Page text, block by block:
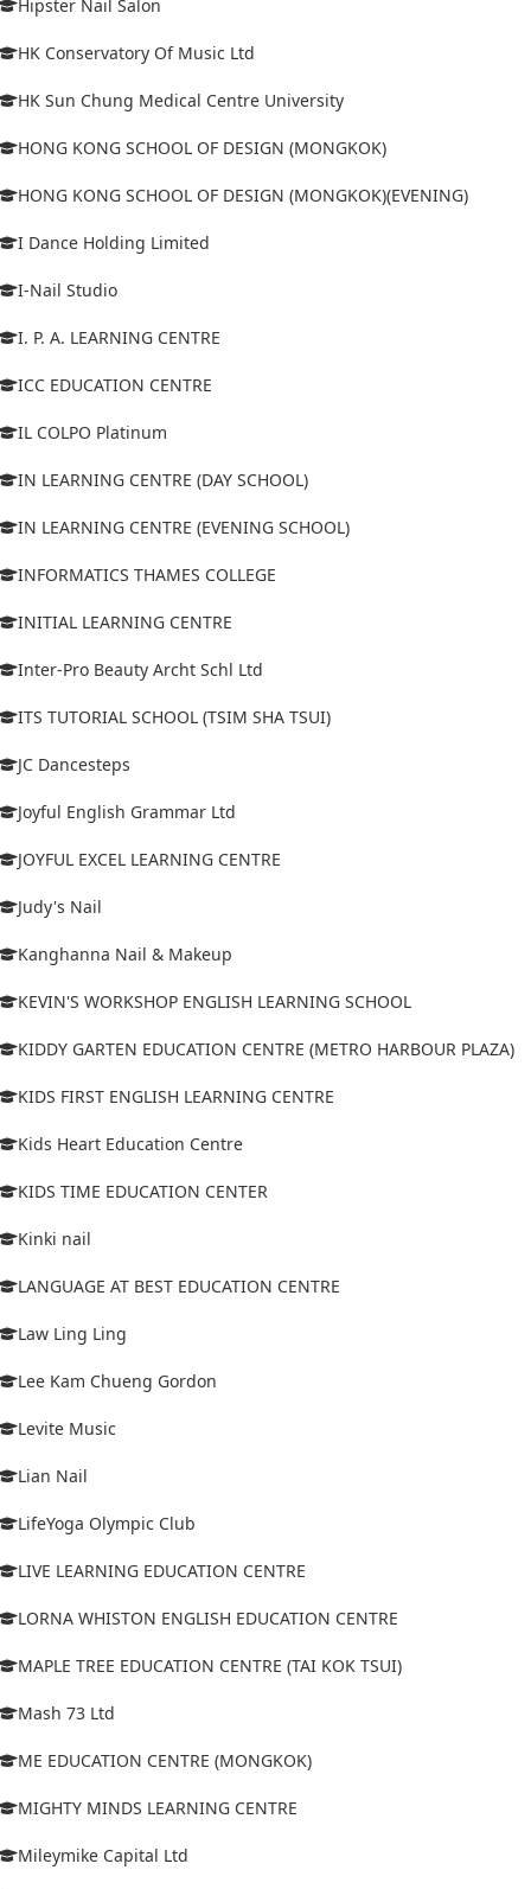
Hipster Nail Salon
HK Conservatory Of Music Ltd
HK Sun Chung Medical Centre University
HONG KONG SCHOOL OF DESIGN (MONGKOK)
HONG KONG SCHOOL OF DESIGN (MONGKOK)(EVENING)
I Dance Holding Limited
I-Nail Studio
I. P. A. LEARNING CENTRE
ICC EDUCATION CENTRE
IL COLPO Platinum
IN LEARNING CENTRE (DAY SCHOOL)
IN LEARNING CENTRE (EVENING SCHOOL)
INFORMATICS THAMES COLLEGE
INITIAL LEARNING CENTRE
Inter-Pro Beauty Archt Schl Ltd
ITS TUTORIAL SCHOOL (TSIM SHA TSUI)
JC Dancesteps
Joyful English Grammar Ltd
JOYFUL EXCEL LEARNING CENTRE
Judy's Nail
Kanghanna Nail & Makeup
KEVIN'S WORKSHOP ENGLISH LEARNING SCHOOL
KIDDY GARTEN EDUCATION CENTRE (METRO HARBOUR PLAZA)
KIDS FIRST ENGLISH LEARNING CENTRE
Kids Heart Education Centre
KIDS TIME EDUCATION CENTER
Kinki nail
LANGUAGE AT BEST EDUCATION CENTRE
Law Ling Ling
Lee Kam Chueng Gordon
Levite Music
Lian Nail
LifeYoga Olympic Club
LIVE LEARNING EDUCATION CENTRE
LORNA WHISTON ENGLISH EDUCATION CENTRE
MAPLE TREE EDUCATION CENTRE (TAI KOK TSUI)
Mash 73 Ltd
ME EDUCATION CENTRE (MONGKOK)
MIGHTY MINDS LEARNING CENTRE
Mileymike Capital Ltd